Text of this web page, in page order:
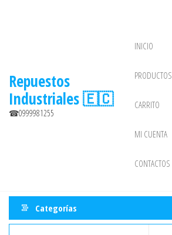
Repuestos
Industriales 🇪🇨
☎0999981255
INICIO
PRODUCTOS
CARRITO
MI CUENTA
CONTACTOS
Categorías